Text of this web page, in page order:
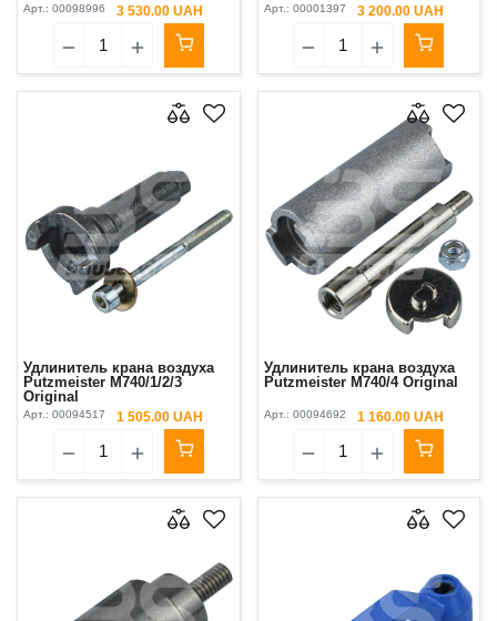
Арт.: 00098996 3 530.00 UAH Арт.: 00001397 3 200.00 UAH
Удлинитель крана воздуха
Putzmeister М740/1/2/3
Original
Арт.: 00094517 1 505.00 UAH
Удлинитель крана воздуха
Putzmeister М740/4 Original
Арт.: 00094692 1 160.00 UAH